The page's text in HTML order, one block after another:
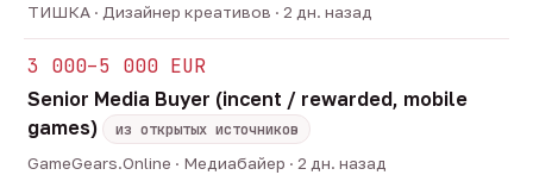
ТИШКА · Дизайнер креативов · 2 дн. назад
3 000–5 000 EUR
Senior Media Buyer (incent / rewarded, mobile
games)
из открытых источников
GameGears.Online · Медиабайер · 2 дн. назад